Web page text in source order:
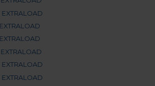
EXTRALOAD
EXTRALOAD
EXTRALOAD
EXTRALOAD